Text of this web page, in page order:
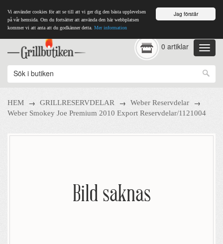
Jag förstår
Vi använder cookies för att se till att vi ger dig den bästa upplevelsen
på vår hemsida. Om du fortsätter att använda den här webbplatsen
kommer vi att anta att du godkänner detta. Mer information
0 artiklar
HEM → GRILLRESERVDELAR → Weber Reservdelar →
Weber Smokey Joe Premium 2010 Export Reservdelar/1121004
Bild saknas